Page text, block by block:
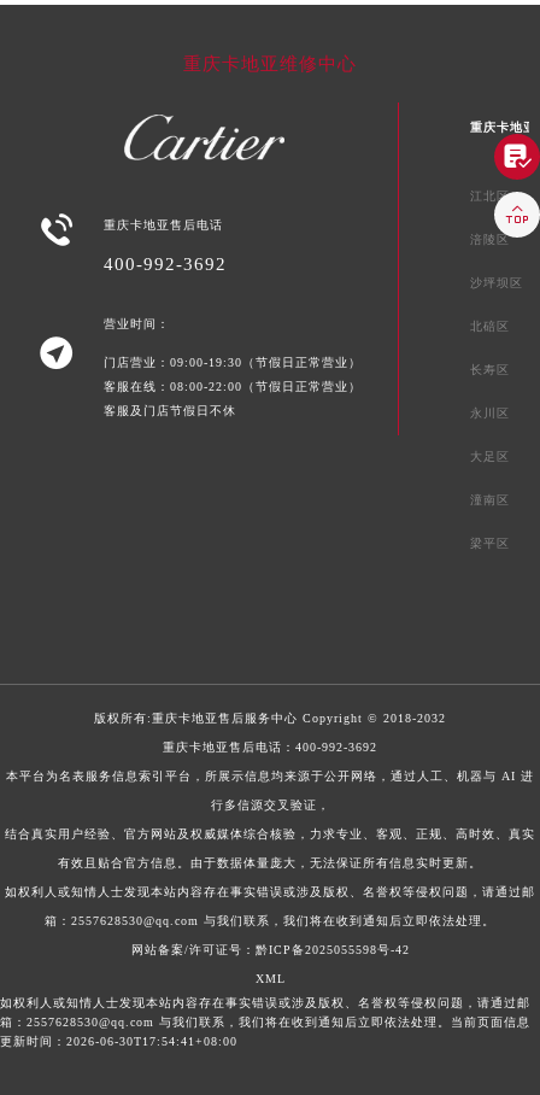
重庆卡地亚维修中心
 重庆卡地亚售后电话
400-992-3692

营业时间：
门店营业：09:00-19:30（节假日正常营业）
客服在线：08:00-22:00（节假日正常营业）
客服及门店节假日不休
重庆卡地亚
江北区
涪陵区
沙坪坝区
北碚区
长寿区
永川区
大足区
潼南区
梁平区
版权所有:重庆卡地亚售后服务中心 Copyright © 2018-2032
重庆卡地亚售后电话： 400-992-3692
本平台为名表服务信息索引平台，所展示信息均来源于公开网络，通过人工、机器与 AI 进
行多信源交叉验证，
结合真实用户经验、官方网站及权威媒体综合核验，力求专业、客观、正规、高时效、真实
有效且贴合官方信息。由于数据体量庞大，无法保证所有信息实时更新。
如权利人或知情人士发现本站内容存在事实错误或涉及版权、名誉权等侵权问题，请通过邮
箱：2557628530@qq.com 与我们联系，我们将在收到通知后立即依法处理。
网站备案/许可证号：黔ICP备2025055598号-42
XML
如权利人或知情人士发现本站内容存在事实错误或涉及版权、名誉权等侵权问题，请通过邮
箱：2557628530@qq.com 与我们联系，我们将在收到通知后立即依法处理。当前页面信息
更新时间：2026-06-30T17:54:41+08:00

